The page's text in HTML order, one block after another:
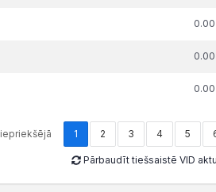
0.00
0.00
0.00
iepriekšējā 1 2 3 4 5
Pārbaudīt tiešsaistē VID